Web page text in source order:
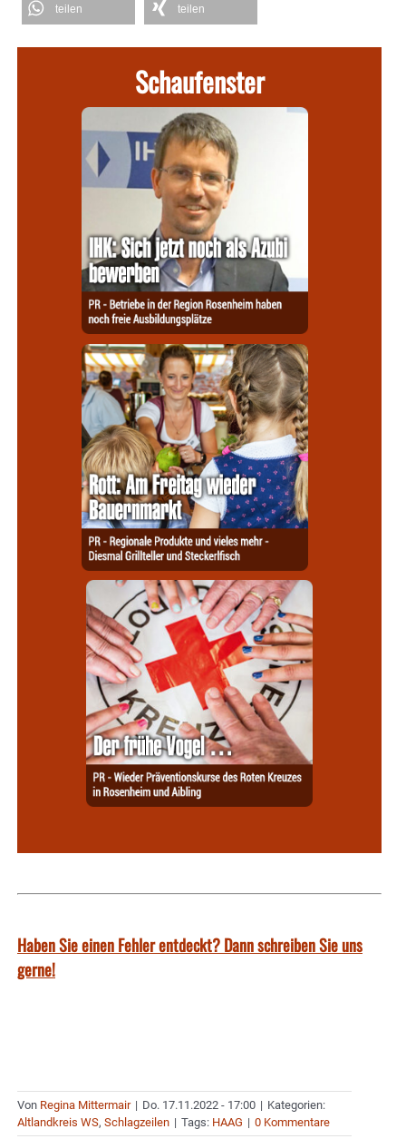
teilen teilen
Schaufenster
Haben Sie einen Fehler entdeckt? Dann schreiben Sie uns
gerne!
Von Regina Mittermair | Do. 17.11.2022 - 17:00 | Kategorien:
Altlandkreis WS, Schlagzeilen | Tags: HAAG | 0 Kommentare